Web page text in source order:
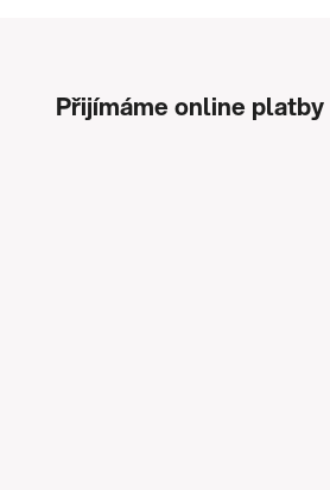
Přijímáme online platby